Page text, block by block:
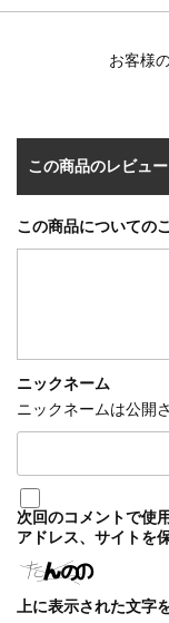
お客様
この商品のレビュ
この商品についての
ニックネーム
ニックネームは公開
次回のコメントで使
アドレス、サイトを
上に表示された文字